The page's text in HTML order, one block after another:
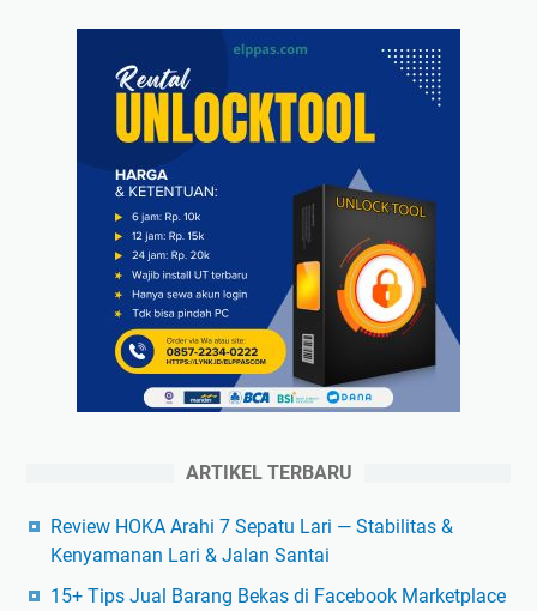
ARTIKEL TERBARU
Review HOKA Arahi 7 Sepatu Lari — Stabilitas &
Kenyamanan Lari & Jalan Santai
15+ Tips Jual Barang Bekas di Facebook Marketplace